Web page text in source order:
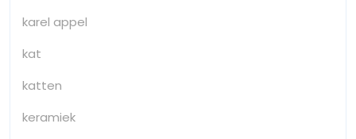
karel appel
kat
katten
keramiek